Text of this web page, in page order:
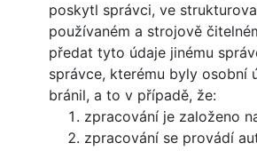
poskytl správci, ve
používaném a strojově
předat tyto údaje jinému
správce, kterému byly osobní
bránil, a to v případě, že:
zpracování je založeno
zpracování se provádí